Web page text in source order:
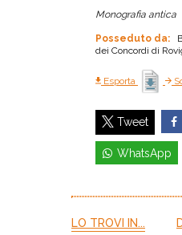
Monografia antica
Posseduto da:
dei Concordi di
Esporta
Tweet
WhatsApp
LO TROVI IN...